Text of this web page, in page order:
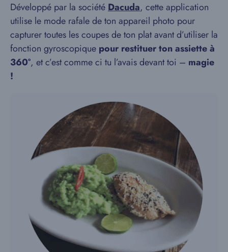
Développé par la société Dacuda, cette application
utilise le mode rafale de ton appareil photo pour
capturer toutes les coupes de ton plat avant d’utiliser la
fonction gyroscopique pour restituer ton assiette à
360°, et c’est comme ci tu l’avais devant toi – magie
!